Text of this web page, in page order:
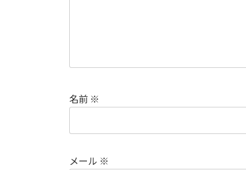
名前 ※
メール ※